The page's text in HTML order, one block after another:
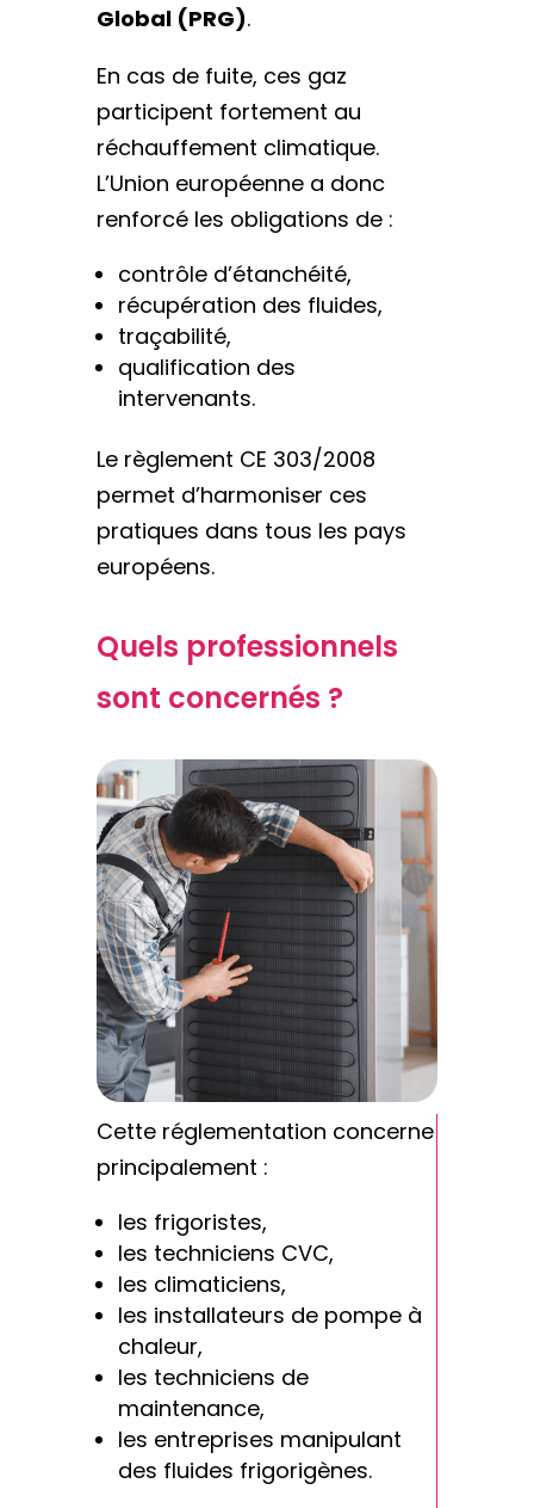
Global (PRG).
En cas de fuite, ces gaz
participent fortement au
réchauffement climatique.
L’Union européenne a donc
renforcé les obligations de :
contrôle d’étanchéité,
récupération des fluides,
traçabilité,
qualification des
intervenants.
Le règlement CE 303/2008
permet d’harmoniser ces
pratiques dans tous les pays
européens.
Quels professionnels
sont concernés ?
Cette réglementation concerne
principalement :
les frigoristes,
les techniciens CVC,
les climaticiens,
les installateurs de pompe à
chaleur,
les techniciens de
maintenance,
les entreprises manipulant
des fluides frigorigènes.